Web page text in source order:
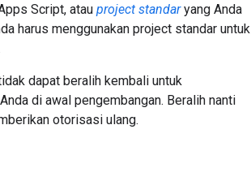
Script, atau project standaryang Anda
harus menggunakan project standar untuk
dapat beralih kembali untuk
di awal pengembangan. Beralih nanti
otorisasi ulang.